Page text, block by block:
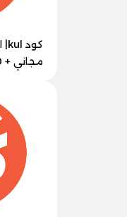
مجاني + 30% خصم